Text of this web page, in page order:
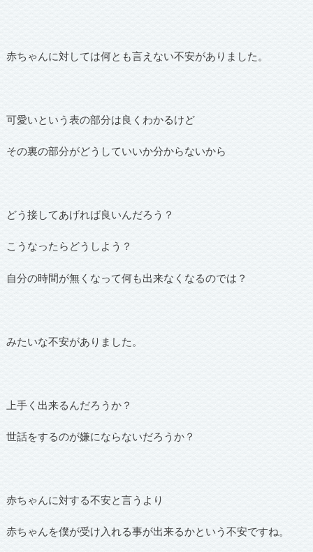
赤ちゃんに対しては何とも言えない不安がありました。
可愛いという表の部分は良くわかるけど
その裏の部分がどうしていいか分からないから
どう接してあげれば良いんだろう？
こうなったらどうしよう？
自分の時間が無くなって何も出来なくなるのでは？
みたいな不安がありました。
上手く出来るんだろうか？
世話をするのが嫌にならないだろうか？
赤ちゃんに対する不安と言うより
赤ちゃんを僕が受け入れる事が出来るかという不安ですね。